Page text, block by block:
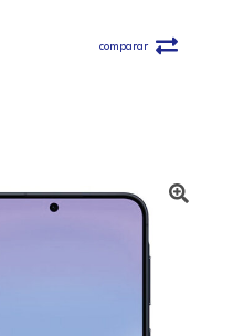
comparar